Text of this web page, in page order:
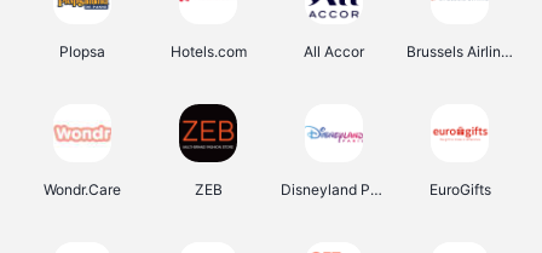
Plopsa Hotels.com All Accor Brussels Airlines
Wondr.Care ZEB Disneyland Paris EuroGifts